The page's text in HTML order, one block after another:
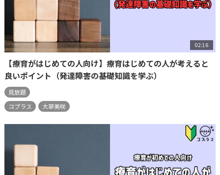
02:16
【療育がはじめての人向け】療育はじめての人が考えると
良いポイント（発達障害の基礎知識を学ぶ）
見放題
コプラス
大草美咲